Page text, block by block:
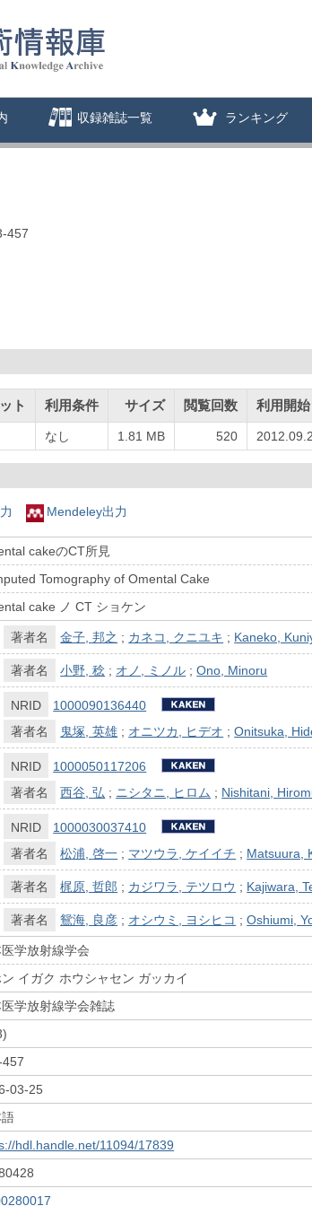
収録雑誌一覧 ランキング
457
ト 利用条件 サイズ 閲覧回数 利用開始
なし 1.81 MB 520
Mendeley出力
cakeのCT所見
Tomography of Omental Cake
cake ノ CT ショケン
著者名 金子, 邦之 ; カネコ, クニユキ ; Kaneko,
著者名 小野, 稔 ; オノ, ミノル ;Ono, Minoru
NRID
1000090136440
著者名
鬼塚, 英雄 ; オニツカ, ヒデオ ;Onitsuka,
NRID
1000050117206
著者名
西谷, 弘 ; ニシタニ, ヒロム ; Nishitani,
NRID
1000030037410
著者名
松浦, 啓一 ; マツウラ, ケイイチ ; Matsuura,
著者名 梶原, 哲郎 ; カジワラ, テツロウ ; Kajiwara,
著者名 鴛海, 良彦 ; オシウミ, ヨシヒコ ;Oshiumi,
医学放射線学会
ン イガク ホウシャセン ガッカイ
医学放射線学会雑誌
03-25
語
hdl.handle.net/11094/17839